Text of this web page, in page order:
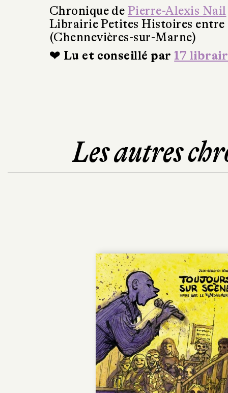
Chronique de Pierre-Alexis Nail
Librairie Petites Histoires entre
(Chennevières-sur-Marne)
❤ Lu et conseillé par 17
Les autres